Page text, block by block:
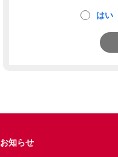
はい
お知らせ